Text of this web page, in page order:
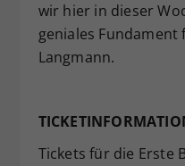
wir hier in dieser
geniales Fundament
Langmann.
Tickets für die Erste